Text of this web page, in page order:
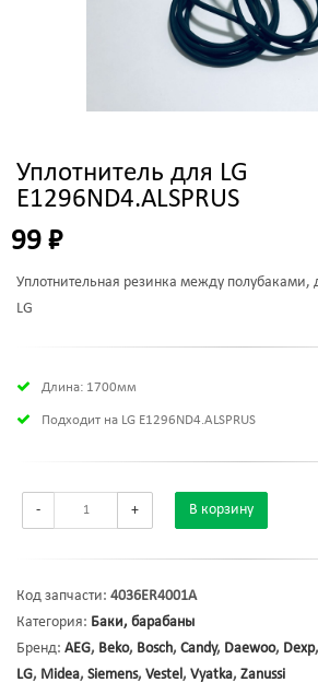
Уплотнитель для LG
E1296ND4.ALSPRUS
99 ₽
Уплотнительная резинка между
LG
Длина: 1700мм
Подходит на LG E1296ND4.ALSPRUS
- + В корзину
Код запчасти: 4036ER4001A
Категория: Баки, барабаны
Бренд: AEG, Beko, Bosch, Candy, Daewoo, Dexp,
LG, Midea, Siemens, Vestel, Vyatka, Zanussi